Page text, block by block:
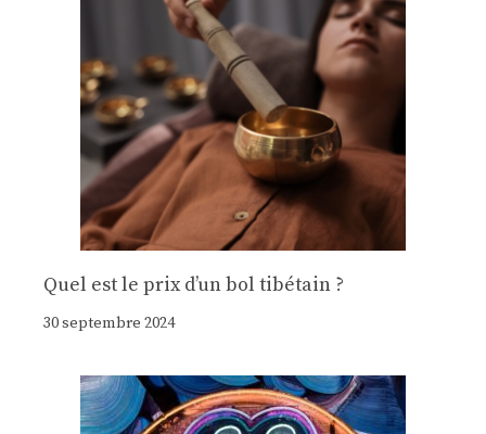
Quel est le prix d’un bol tibétain ?
30 septembre 2024